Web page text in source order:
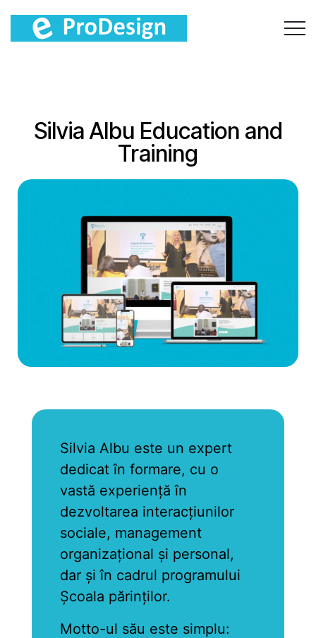
Silvia Albu Education and
Training
Silvia Albu este un expert
dedicat în formare, cu o
vastă experiență în
dezvoltarea interacțiunilor
sociale, management
organizațional și personal,
dar și în cadrul programului
Școala părinților.
Motto-ul său este simplu: